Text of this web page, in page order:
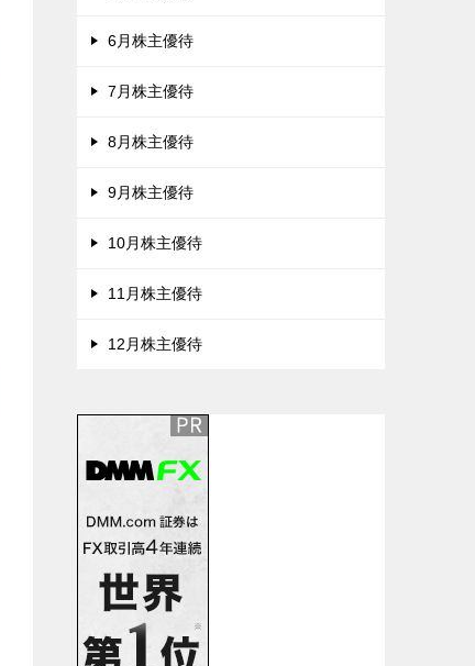
6月株主優待
7月株主優待
8月株主優待
9月株主優待
10月株主優待
11月株主優待
12月株主優待